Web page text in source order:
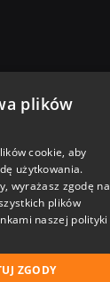
plików
cookie, aby
użytkowania.
wyrażasz zgodę na
plików
naszej polityki
ZGODY